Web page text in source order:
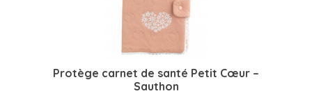
Protège carnet de santé Petit Cœur –
Sauthon